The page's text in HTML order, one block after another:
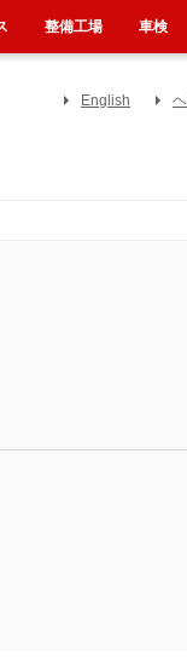
English
整備工場 車検